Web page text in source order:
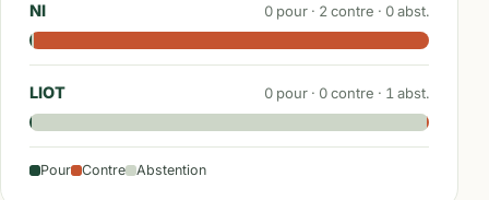
NI 0 pour · 2 contre · 0abst.
LIOT 0 pour · 0contre · 1 abst.
Pour Contre Abstention